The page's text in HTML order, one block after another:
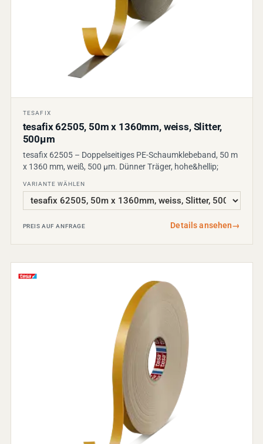
TESAFIX
tesafix 62505, 50m x 1360mm, weiss, Slitter,
500µm
tesafix 62505 – Doppelseitiges PE-Schaumklebeband, 50 m
x 1360 mm, weiß, 500 µm. Dünner Träger, hohe&hellip;
VARIANTE WÄHLEN
PREIS AUF ANFRAGE Details ansehen→